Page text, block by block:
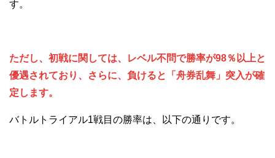
す。
ただし、初戦に関しては、レベル不問で勝率が98％以上と
優遇されており、さらに、負けると「舟券乱舞」突入が確
定します。
バトルトライアル1戦目の勝率は、以下の通りです。